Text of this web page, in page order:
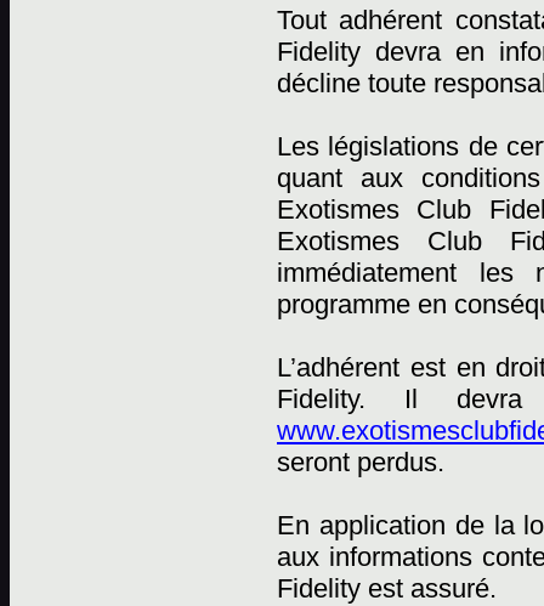
Tout adhérent
Fidelity devra en
décline toute
Les législations de
quant aux
Exotismes Club
Exotismes Club
immédiatement
programme en
L’adhérent est en
Fidelity. Il
seront perdus.
En application de la
aux informations
Fidelity est assuré.